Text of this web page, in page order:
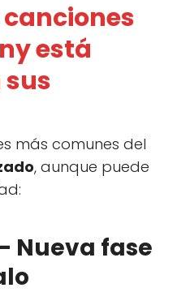
canciones
está
más comunes del
, aunque puede
Nueva fase